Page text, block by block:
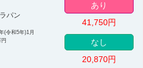
パン
(令和5年)1月
あり
41,750円
なし
20,870円